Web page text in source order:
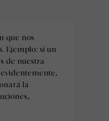
que nos
Ejemplo: si un
de nuestra
la